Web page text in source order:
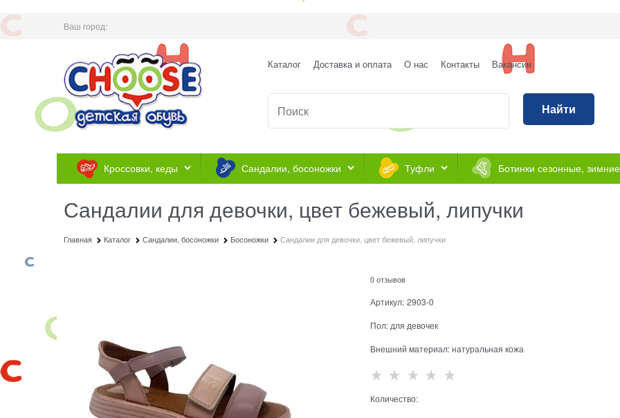
Ваш город:
Каталог Доставка и оплата О нас Контакты Вакансии
Найти
Кроссовки, кеды Сандалии, босоножки Туфли Ботинки сезонные, зимние
Сандалии для девочки, цвет бежевый, липучки
Главная Каталог Сандалии, босоножки Босоножки Сандалии для девочки, цвет бежевый, липучки
0 отзывов
Артикул: 2903-0
Пол: для девочек
Внешний материал:натуральная кожа
Количество: